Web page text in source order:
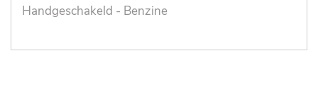
Handgeschakeld - Benzine